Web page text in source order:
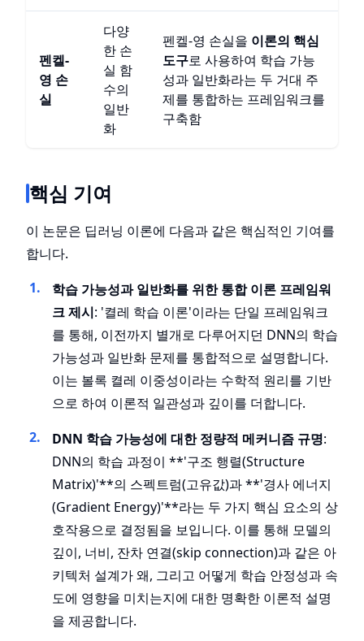
펜켈-
영 손
실
다양
한 손
실 함
수의
일반
화
펜켈-영 손실을 이론의 핵심
도구로 사용하여 학습 가능
성과 일반화라는 두 거대 주
제를 통합하는 프레임워크를
구축함
핵심 기여
이 논문은 딥러닝 이론에 다음과 같은 핵심적인 기여를
합니다.
학습 가능성과 일반화를 위한 통합 이론 프레임워
크 제시: '켤레 학습 이론'이라는 단일 프레임워크
를 통해, 이전까지 별개로 다루어지던 DNN의 학습
가능성과 일반화 문제를 통합적으로 설명합니다.
이는 볼록 켤레 이중성이라는 수학적 원리를 기반
으로 하여 이론적 일관성과 깊이를 더합니다.
DNN 학습 가능성에 대한 정량적 메커니즘 규명:
DNN의 학습 과정이 **'구조 행렬(Structure
Matrix)'**의 스펙트럼(고유값)과 **'경사 에너지
(Gradient Energy)'**라는 두 가지 핵심 요소의 상
호작용으로 결정됨을 보입니다. 이를 통해 모델의
깊이, 너비, 잔차 연결(skip connection)과 같은 아
키텍처 설계가 왜, 그리고 어떻게 학습 안정성과 속
도에 영향을 미치는지에 대한 명확한 이론적 설명
을 제공합니다.